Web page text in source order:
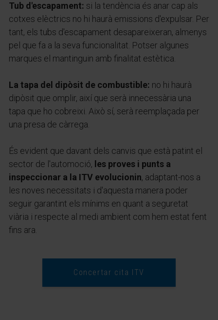
Tub d'escapament: si la tendència és anar cap als
cotxes elèctrics no hi haurà emissions d'expulsar. Per
tant, els tubs d'escapament desapareixeran, almenys
pel que fa a la seva funcionalitat. Potser algunes
marques el mantinguin amb finalitat estètica.
La tapa del dipòsit de combustible: no hi haurà
dipòsit que omplir, així que serà innecessària una
tapa que ho cobreixi. Això sí, serà reemplaçada per
una presa de càrrega.
És evident que davant dels canvis que està patint el
sector de l'automoció, les proves i punts a
inspeccionar a la ITV evolucionin, adaptant-nos a
les noves necessitats i d'aquesta manera poder
seguir garantint els mínims en quant a seguretat
viària i respecte al medi ambient com hem estat fent
fins ara.
Concertar cita ITV